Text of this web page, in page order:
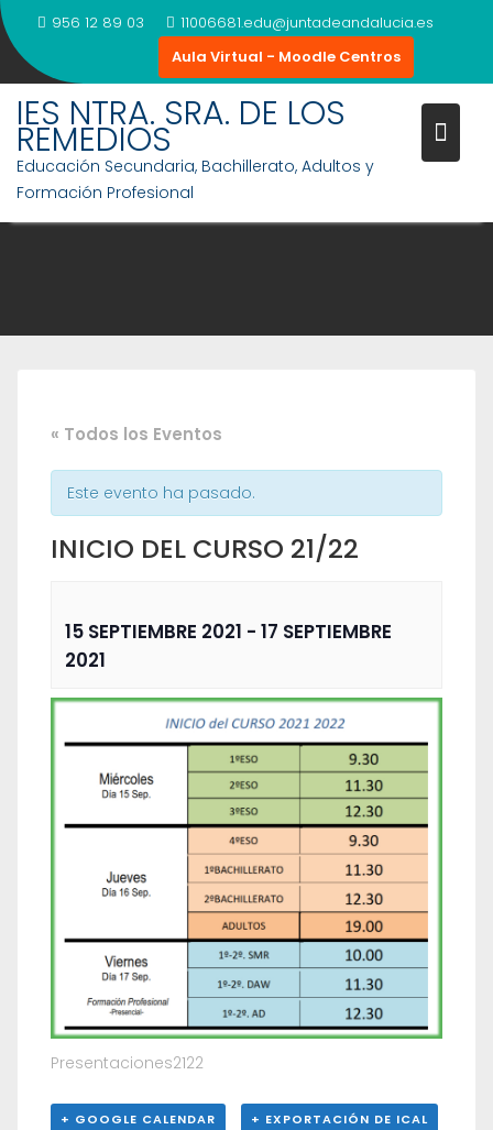
Saltar
al
contenido
956 12 89 03
11006681.edu@juntadeandalucia.es
Aula Virtual - Moodle Centros
IES NTRA. SRA. DE LOS
REMEDIOS
Educación Secundaria, Bachillerato, Adultos y
Formación Profesional
« Todos los Eventos
Este evento ha pasado.
INICIO DEL CURSO 21/22
15 SEPTIEMBRE 2021 - 17 SEPTIEMBRE
2021
Presentaciones2122
+ GOOGLE CALENDAR + EXPORTACIÓN DE ICAL